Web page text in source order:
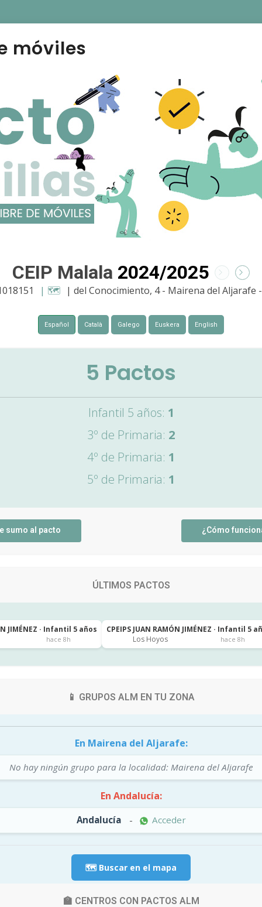
móviles
CEIP Malala 2024/2025
| 🗺️ | del Conocimiento, 4 - Mairena del Aljarafe -
Español Català Galego Euskera English
5 Pactos
Infantil 5 años: 1
3º de Primaria: 2
4º de Primaria: 1
5º de Primaria: 1
sumo al pacto ¿Cómo
ÚLTIMOS PACTOS
JIMÉNEZ · Infantil 5 años
hace 8h
CPEIPS JUAN RAMÓN JIMÉNEZ · Infantil 5
Los Hoyos
hace 8h
📱 GRUPOS ALM EN TU ZONA
En Mairena del Aljarafe:
No hay ningún grupo para la localidad: Mairena del Aljarafe
En Andalucía:
Andalucía - Acceder
🗺️ Buscar en el mapa
🏫 CENTROS CON PACTOS ALM